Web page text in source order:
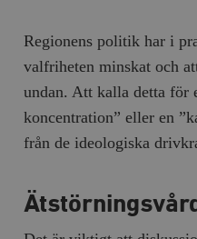
Regionens politik har i
valfriheten minskat och
undan. Att kalla detta för
koncentration” eller en
från de ideologiska